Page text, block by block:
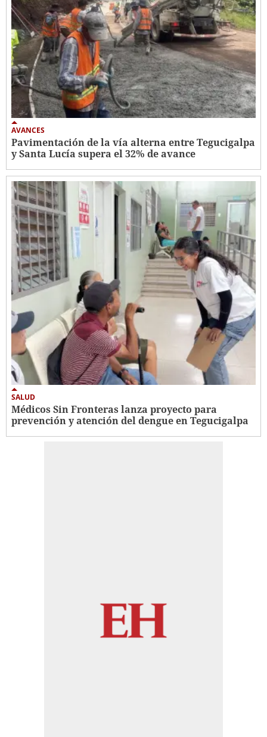
AVANCES
Pavimentación de la vía alterna entre Tegucigalpa
y Santa Lucía supera el 32% de avance
SALUD
Médicos Sin Fronteras lanza proyecto para
prevención y atención del dengue en Tegucigalpa